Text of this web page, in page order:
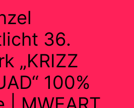
36.
„KRIZZ
100%